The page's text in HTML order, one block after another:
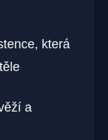
která
a